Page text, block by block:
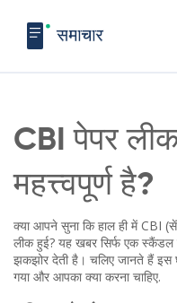
CBI पेपर
महत्त्वपूर्ण है?
क्या आपने सुना कि हाल ही में CBI
लीक हुई? यह खबर सिर्फ एक स्कैंडल
झकझोर देती है। चलिए जानते हैं इस
गया और आपका क्या करना चाहिए.